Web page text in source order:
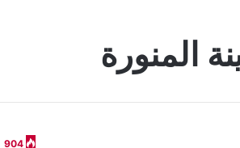
المنورة
904